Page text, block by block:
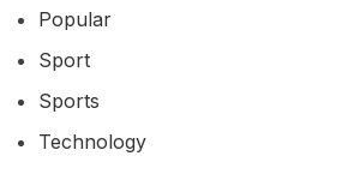
Popular
Sport
Sports
Technology